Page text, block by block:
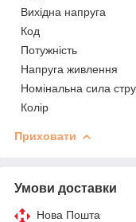
Вихідна напруга
Код
Потужність
Напруга живлення
Номінальна сила
Колір
Приховати
Умови доставки
Нова Пошта